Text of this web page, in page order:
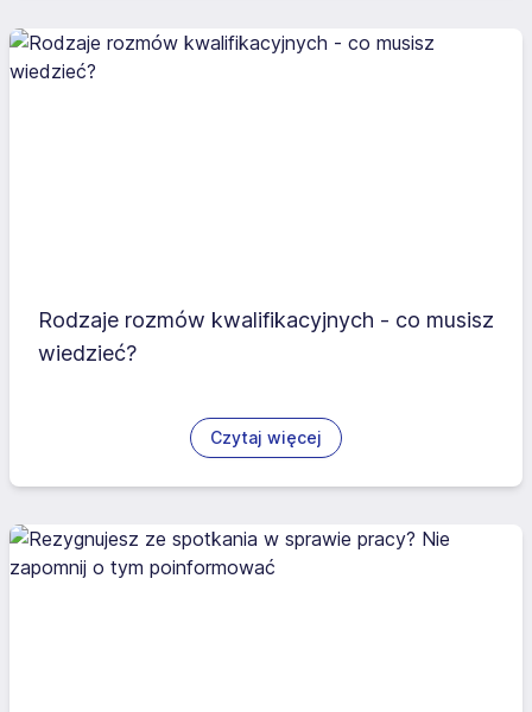
Rodzaje rozmów kwalifikacyjnych - co musisz
wiedzieć?
Czytaj więcej